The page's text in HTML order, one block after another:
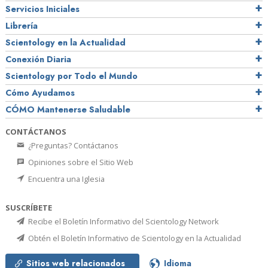
Servicios Iniciales
Librería
Scientology en la Actualidad
Conexión Diaria
Scientology por Todo el Mundo
Cómo Ayudamos
CÓMO Mantenerse Saludable
CONTÁCTANOS
¿Preguntas? Contáctanos
Opiniones sobre el Sitio Web
Encuentra una Iglesia
SUSCRÍBETE
Recibe el Boletín Informativo del Scientology Network
Obtén el Boletín Informativo de Scientology en la Actualidad
Sitios web relacionados Idioma